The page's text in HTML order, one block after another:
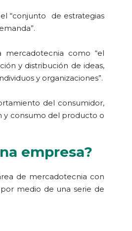
“conjunto de estrategias
como “el
y distribución de ideas,
y organizaciones”.
del consumidor,
y consumo del producto o
empresa?
de mercadotecnia con
medio de una serie de